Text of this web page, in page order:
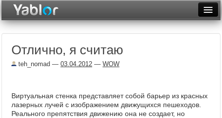
Неделя
Месяц
Архив
Отлично, я считаю
teh_nomad — 03.04.2012 — WOW
Виртуальная стенка представляет собой барьер из красных
лазерных лучей с изображением движущихся пешеходов.
Реального препятствия движению она не создает, но